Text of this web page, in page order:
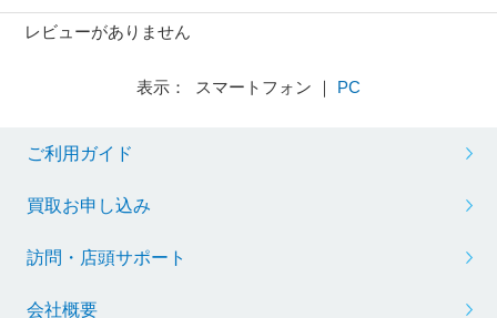
レビューがありません
表示： スマートフォン ｜ PC
ご利用ガイド
買取お申し込み
訪問・店頭サポート
会社概要